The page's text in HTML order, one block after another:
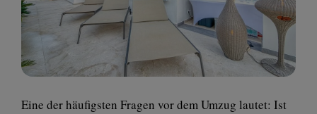
Eine der häufigsten Fragen vor dem Umzug lautet: Ist